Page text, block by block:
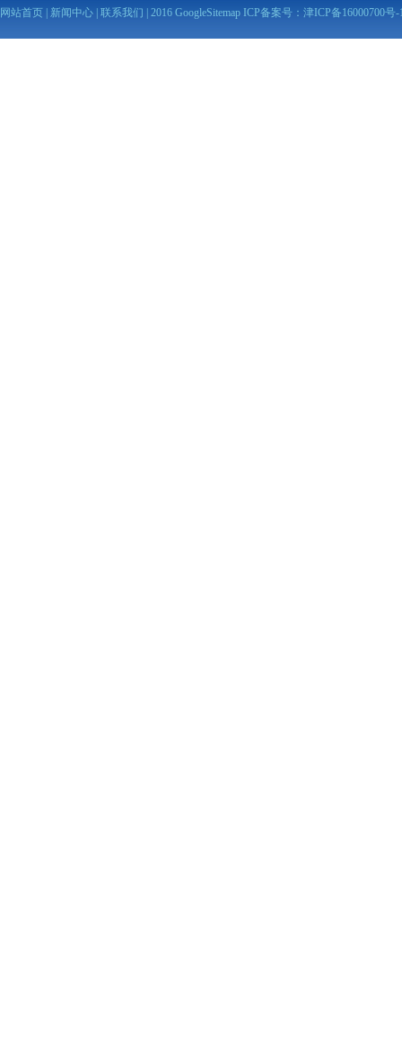
网站首页
新闻中心 联系我们 | 2016 GoogleSitemap ICP备案号： 津ICP备16000700号-